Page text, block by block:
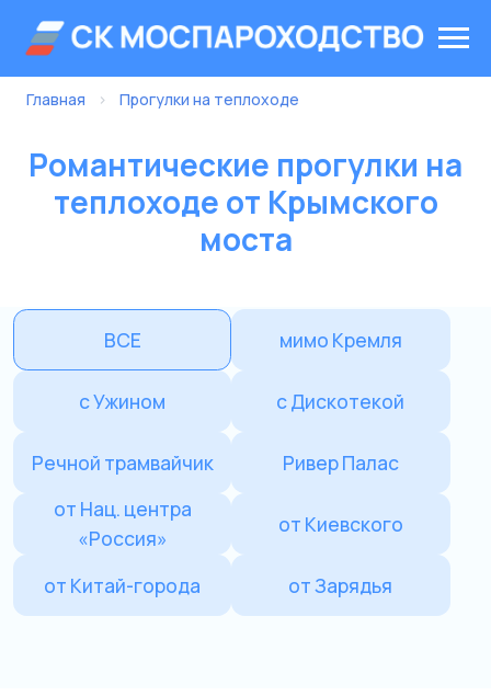
Главная › Прогулки на теплоходе
Романтические прогулки на
теплоходе от Крымского
моста
с Дискотекой
Речной трамвайчик
Ривер Палас
от Нац. центра
от Киевского
от Китай-города от Зарядья